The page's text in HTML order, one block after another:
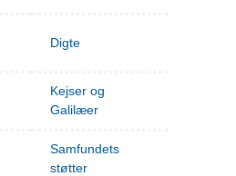
Digte
Kejser og
Galilæer
Samfundets
støtter